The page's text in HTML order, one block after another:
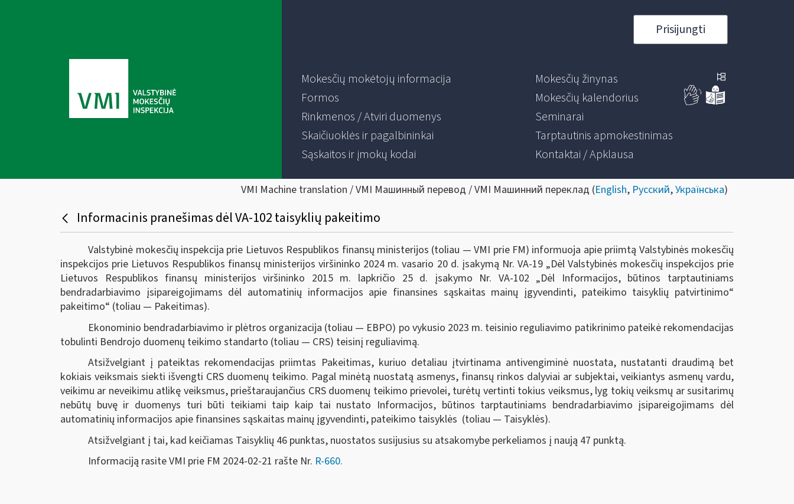
Prisijungti
Mokesčių mokėtojų informacija
Formos
Rinkmenos / Atviri duomenys
Skaičiuoklės ir pagalbininkai
Sąskaitos ir įmokų kodai
Mokesčių žinynas
Mokesčių kalendorius
Seminarai
Tarptautinis apmokestinimas
Kontaktai / Apklausa
VMI Machine translation / VMI Машинный перевод / VMI Машинний переклад (English, Русский,Українська)
Informacinis pranešimas dėl VA-102 taisyklių pakeitimo
Valstybinė mokesčių inspekcija prie Lietuvos Respublikos finansų ministerijos (toliau ― VMI prie FM) informuoja apie priimtą Valstybinės mokesčių
inspekcijos prie Lietuvos Respublikos finansų ministerijos viršininko 2024 m. vasario 20 d. įsakymą Nr. VA-19 „Dėl Valstybinės mokesčių inspekcijos prie
Lietuvos Respublikos finansų ministerijos viršininko 2015 m. lapkričio 25 d. įsakymo Nr. VA-102 „Dėl Informacijos, būtinos tarptautiniams
bendradarbiavimo įsipareigojimams dėl automatinių informacijos apie finansines sąskaitas mainų įgyvendinti, pateikimo taisyklių patvirtinimo“
pakeitimo“ (toliau — Pakeitimas).
Ekonominio bendradarbiavimo ir plėtros organizacija (toliau — EBPO) po vykusio 2023 m. teisinio reguliavimo patikrinimo pateikė rekomendacijas
tobulinti Bendrojo duomenų teikimo standarto (toliau — CRS) teisinį reguliavimą.
Atsižvelgiant į pateiktas rekomendacijas priimtas Pakeitimas, kuriuo detaliau įtvirtinama antivengiminė nuostata, nustatanti draudimą bet
kokiais veiksmais siekti išvengti CRS duomenų teikimo. Pagal minėtą nuostatą asmenys, finansų rinkos dalyviai ar subjektai, veikiantys asmenų vardu,
veikimu ar neveikimu atlikę veiksmus, prieštaraujančius CRS duomenų teikimo prievolei, turėtų vertinti tokius veiksmus, lyg tokių veiksmų ar susitarimų
nebūtų buvę ir duomenys turi būti teikiami taip kaip tai nustato Informacijos, būtinos tarptautiniams bendradarbiavimo įsipareigojimams dėl
automatinių informacijos apie finansines sąskaitas mainų įgyvendinti, pateikimo taisyklės (toliau — Taisyklės).
Atsižvelgiant į tai, kad keičiamas Taisyklių 46 punktas, nuostatos susijusius su atsakomybe perkeliamos į naują 47 punktą.
Informaciją rasite VMI prie FM 2024-02-21 rašte Nr. R-660.